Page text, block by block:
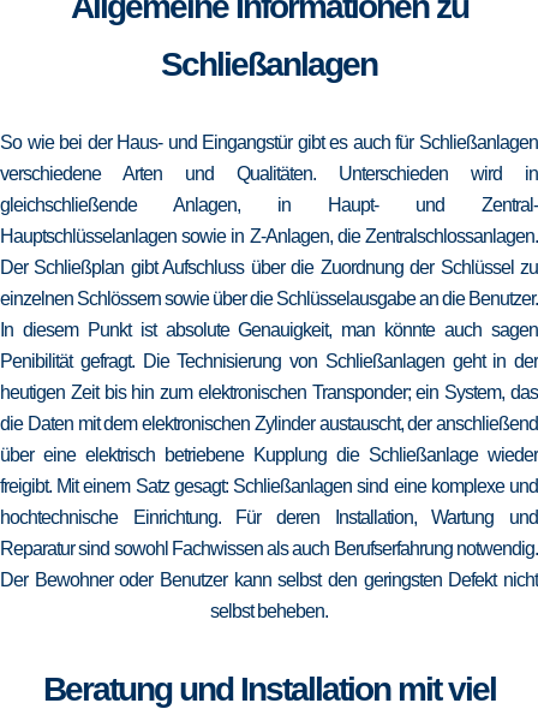
Schließanlagen
So wie bei der Haus- und Eingangstür gibt es auch für Schließanlagen
verschiedene Arten und Qualitäten. Unterschieden wird in
gleichschließende Anlagen, in Haupt- und Zentral-
Hauptschlüsselanlagen sowie in Z-Anlagen, die Zentralschlossanlagen.
Der Schließplan gibt Aufschluss über die Zuordnung der Schlüssel zu
einzelnen Schlössern sowie über die Schlüsselausgabe an die Benutzer.
In diesem Punkt ist absolute Genauigkeit, man könnte auch sagen
Penibilität gefragt. Die Technisierung von Schließanlagen geht in der
heutigen Zeit bis hin zum elektronischen Transponder; ein System, das
die Daten mit dem elektronischen Zylinder austauscht, der anschließend
über eine elektrisch betriebene Kupplung die Schließanlage wieder
freigibt. Mit einem Satz gesagt: Schließanlagen sind eine komplexe und
hochtechnische Einrichtung. Für deren Installation, Wartung und
Reparatur sind sowohl Fachwissen als auch Berufserfahrung notwendig.
Der Bewohner oder Benutzer kann selbst den geringsten Defekt nicht
selbst beheben.
Beratung und Installation mit viel